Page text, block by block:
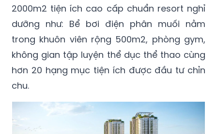
2000m2 tiện ích cao cấp chuẩn resort nghỉ
dưỡng như: Bể bơi điện phân muối nằm
trong khuôn viên rộng 500m2, phòng gym,
không gian tập luyện thể dục thể thao cùng
hơn 20 hạng mục tiện ích được đầu tư chỉn
chu.